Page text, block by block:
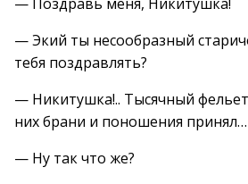
— Экий ты несообразный
тебя поздравлять?
— Никитушка!.. Тысячный
них брани и поношения принял…
— Ну так что же?